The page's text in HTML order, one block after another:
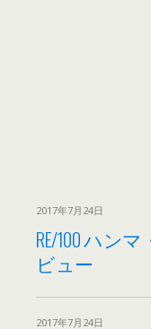
2017年7月24日
RE/100 ハン
ビュー
2017年7月24日